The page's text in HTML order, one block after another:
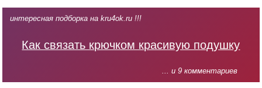
интересная подборка на kru4ok.ru !!!
Как связать крючком красивую подушку
... и 9 комментариев